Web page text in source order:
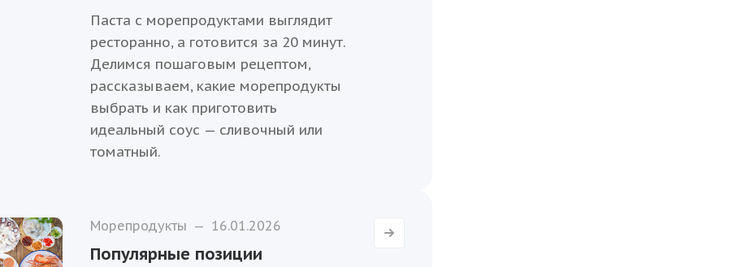
Паста с морепродуктами выглядит
ресторанно, а готовится за 20 минут.
Делимся пошаговым рецептом,
рассказываем, какие морепродукты
выбрать и как приготовить
идеальный соус — сливочный или
томатный.
Морепродукты — 16.01.2026
Популярные позиции